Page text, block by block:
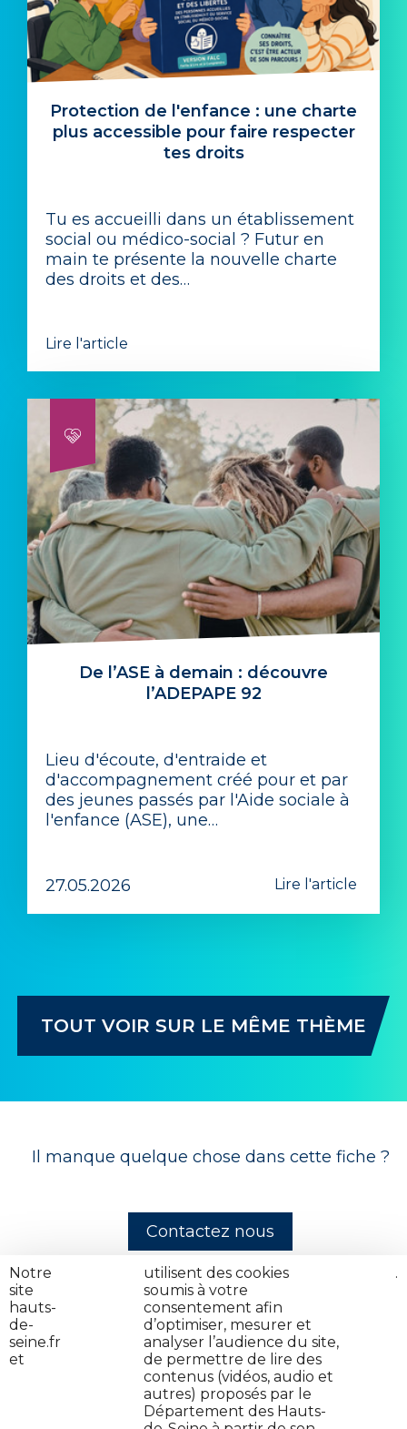
Protection de l'enfance : une charte
plus accessible pour faire respecter
tes droits
Tu es accueilli dans un établissement
social ou médico-social ? Futur en
main te présente la nouvelle charte
des droits et des…
Lire l'article
De l’ASE à demain : découvre
l’ADEPAPE 92
Lieu d'écoute, d'entraide et
d'accompagnement créé pour et par
des jeunes passés par l'Aide sociale à
l'enfance (ASE), une…
27.05.2026 Lire l'article
TOUT VOIR SUR LE MÊME THÈME
Il manque quelque chose dans cette fiche ?
Contactez nous
Notre
site
hauts-
de-
seine.fr
et
utilisent des cookies
soumis à votre
consentement afin
d’optimiser, mesurer et
analyser l’audience du site,
de permettre de lire des
contenus (vidéos, audio et
autres) proposés par le
Département des Hauts-
.